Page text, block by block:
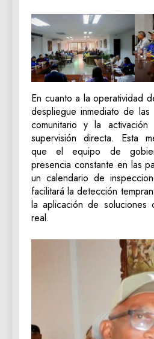
En cuanto a la operatividad
despliegue inmediato de las
comunitario y la
supervisión directa. Esta
que el equipo de
presencia constante en las
un calendario de
facilitará la detección
la aplicación de soluciones
real.